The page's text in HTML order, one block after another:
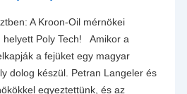
A Kroon-Oil mérnökei
helyett Poly Tech! Amikor a
a fejüket egy magyar
dolog készül. Petran Langeler és
egyeztettünk, és az